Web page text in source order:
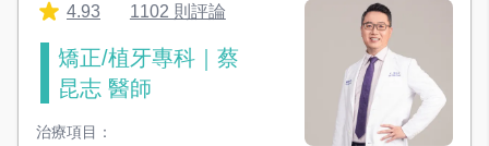
設立刷牙區域，看診前需要刷牙使用
技工結合診所，大幅縮短等候時間及治療次數
4.93 1102 則評論
矯正/植牙專科｜蔡
昆志 醫師
治療項目：